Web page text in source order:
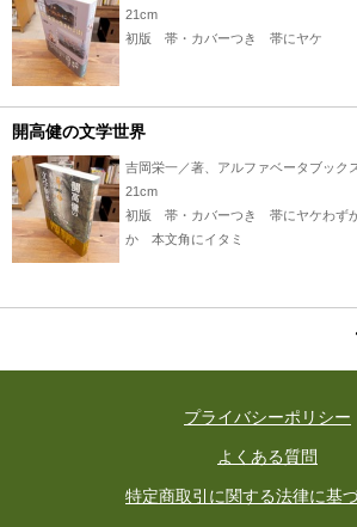
21cm
初版 帯・カバーつき 帯にヤケ
開高健の文学世界
吉岡栄一／著、アルファベータブック
21cm
初版 帯・カバーつき 帯にヤケわず
か 本文角にイタミ
プライバシーポリシー
よくある質問
特定商取引に関する法律に基